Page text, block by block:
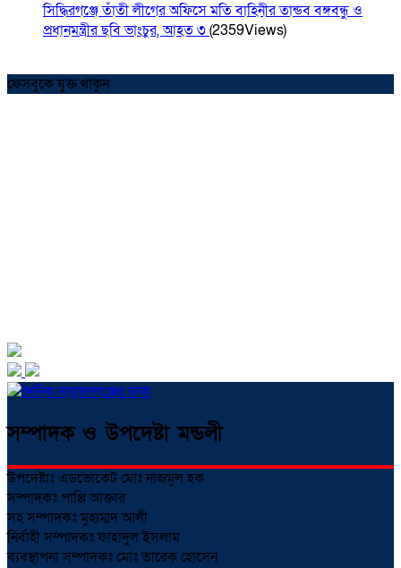
সিদ্ধিরগঞ্জে তাঁতী লীগের অফিসে মতি বাহিনীর তান্ডব বঙ্গবন্ধু ও
প্রধানমন্ত্রীর ছবি ভাংচুর, আহত ৩(2359Views)
ফেসবুকে যুক্ত থাকুন
সম্পাদক ও উপদেষ্টা মন্ডলী
উপদেষ্টাঃ এডভোকেট মোঃ নাজমুল হক
সম্পাদকঃ পাপ্পি আক্তার
সহ সম্পাদকঃ মুহাম্মদ আলী
নির্বাহী সম্পাদকঃ ফাহাদুল ইসলাম
ব্যবস্থাপনা সম্পাদকঃ মোঃ তারেক হোসেন